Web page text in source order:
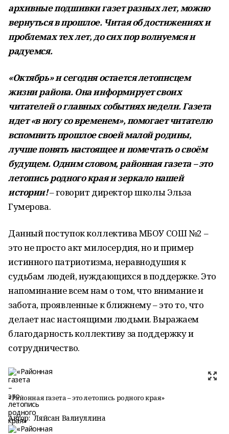
архивные подшивки газет разных лет, можно
вернуться в прошлое. Читая об достижениях и
проблемах тех лет, до сих пор волнуемся и
радуемся.
«Октябрь» и сегодня остается летописцем
жизни района. Она информирует своих
читателей о главных событиях недели. Газета
идет «в ногу со временем», помогает читателю
вспомнить прошлое своей малой родины,
лучше понять настоящее и помечтать о своём
будущем. Одним словом, районная газета – это
летопись родного края и зеркало нашей
истории!– говорит директор школы Эльза
Гумерова.
Данный поступок коллектива МБОУ СОШ №2 –
это не просто акт милосердия, но и пример
истинного патриотизма, неравнодушия к
судьбам людей, нуждающихся в поддержке. Это
напоминание всем нам о том, что внимание и
забота, проявленные к ближнему – это то, что
делает нас настоящими людьми. Выражаем
благодарность коллективу за поддержку и
сотрудничество.
«Районная газета – это летопись родного края»
Автор: Ляйсан Валиуллина